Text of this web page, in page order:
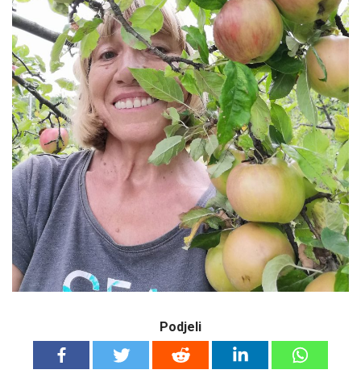
Podjeli